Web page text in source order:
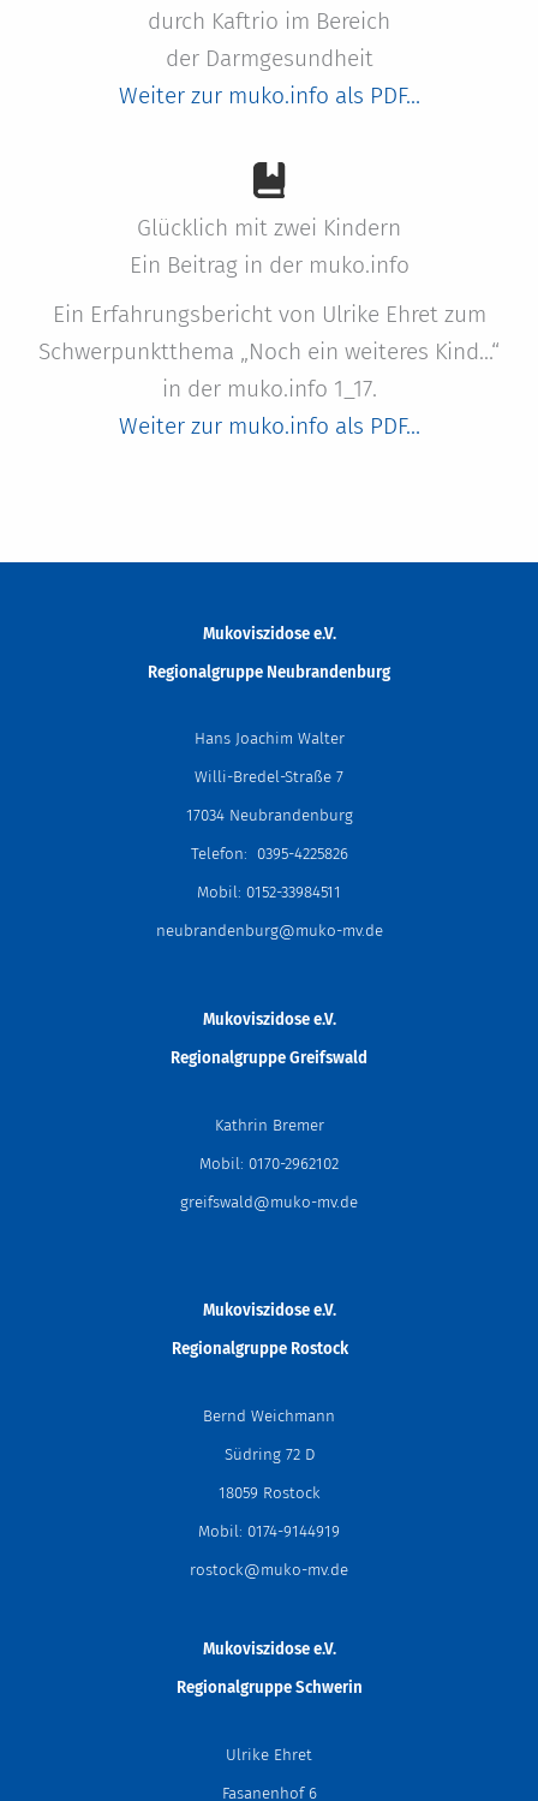
durch Kaftrio im Bereich
der Darmgesundheit
Weiter zur muko.info als PDF…
Glücklich mit zwei Kindern
Ein Beitrag in der muko.info
Ein Erfahrungsbericht von Ulrike Ehret zum
Schwerpunktthema „Noch ein weiteres Kind…“
in der muko.info 1_17.
Weiter zur muko.info als PDF…
Mukoviszidose e.V.
Regionalgruppe Neubrandenburg
Hans Joachim Walter
Willi-Bredel-Straße 7
17034 Neubrandenburg
Telefon: 0395-4225826
Mobil: 0152-33984511
neubrandenburg@muko-mv.de
Mukoviszidose e.V.
Regionalgruppe Greifswald
Kathrin Bremer
Mobil: 0170-2962102
greifswald@muko-mv.de
Mukoviszidose e.V.
Regionalgruppe Rostock
Bernd Weichmann
Südring 72 D
18059 Rostock
Mobil: 0174-9144919
rostock@muko-mv.de
Mukoviszidose e.V.
Regionalgruppe Schwerin
Ulrike Ehret
Fasanenhof 6